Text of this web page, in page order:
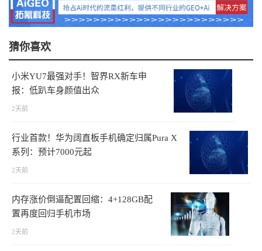
猜你喜欢
小米YU7最强对手！智界RX新车申
报：低趴车身颜值出众
2天前
行业首款！华为阔直板手机确定归属Pura X
系列：预计7000元起
2天前
内存涨价倒逼配置回缩：4+128GB配
置再度回归手机市场
2天前